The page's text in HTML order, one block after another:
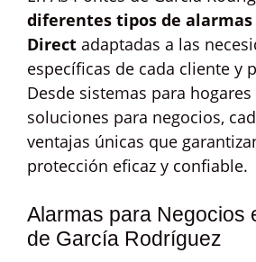
diferentes tipos de alarmas
Direct adaptadas a las
específicas de cada cliente y
Desde sistemas para hogares
soluciones para negocios,
ventajas únicas que
protección eficaz y confiable.
Alarmas para Negocios
de García Rodríguez